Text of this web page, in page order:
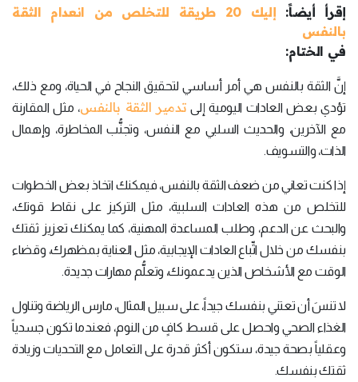
إقرأ أيضاً:
إليك 20 طريقة للتخلص من انعدام الثقة
بالنفس
في الختام:
إنَّ الثقة بالنفس هي أمر أساسي لتحقيق النجاح في الحياة، ومع ذلك،
تؤدي بعض العادات اليومية إلى تدمير الثقة بالنفس، مثل المقارنة
مع الآخرين، والحديث السلبي مع النفس، وتجنُّب المخاطرة، وإهمال
الذات، والتسويف.
إذا كنت تعاني من ضعف الثقة بالنفس، فيمكنك اتخاذ بعض الخطوات
للتخلص من هذه العادات السلبية، مثل التركيز على نقاط قوتك،
والبحث عن الدعم، وطلب المساعدة المهنية، كما يمكنك تعزيز ثقتك
بنفسك من خلال اتِّباع العادات الإيجابية، مثل العناية بمظهرك، وقضاء
الوقت مع الأشخاص الذين يدعمونك، وتعلُّم مهارات جديدة.
لا تنسَ أن تعتني بنفسك جيداً، على سبيل المثال، مارس الرياضة وتناول
الغذاء الصحي واحصل على قسط كافٍ من النوم، فعندما تكون جسدياً
وعقلياً بصحة جيدة، ستكون أكثر قدرة على التعامل مع التحديات وزيادة
ثقتك بنفسك.